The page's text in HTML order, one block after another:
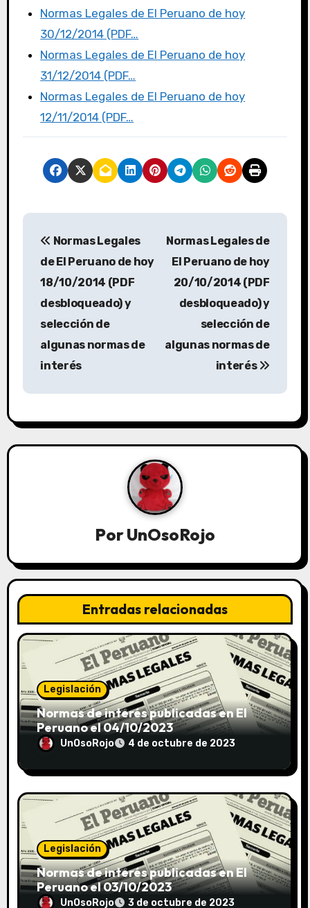
Normas Legales de El Peruano de hoy
30/12/2014 (PDF…
Normas Legales de El Peruano de hoy
31/12/2014 (PDF…
Normas Legales de El Peruano de hoy
12/11/2014 (PDF…
Normas Legales
de El Peruano de hoy
18/10/2014 (PDF
desbloqueado) y
selección de
algunas normas de
interés
Normas Legales de
El Peruano de hoy
20/10/2014 (PDF
desbloqueado) y
selección de
algunas normas de
interés
PorUnOsoRojo
Entradas relacionadas
Legislación
Normas de interés publicadas en El
Peruano el 04/10/2023
UnOsoRojo 4 de octubre de 2023
Legislación
Normas de interés publicadas en El
Peruano el 03/10/2023
UnOsoRojo 3 de octubre de 2023